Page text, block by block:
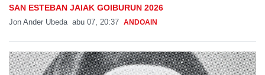
SAN ESTEBAN JAIAK GOIBURUN 2026
Jon Ander Ubeda abu 07, 20:37 ANDOAIN